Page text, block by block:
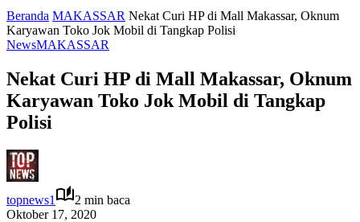
Beranda MAKASSAR Nekat Curi HP di Mall Makassar, Oknum
Karyawan Toko Jok Mobil di Tangkap Polisi
NewsMAKASSAR
Nekat Curi HP di Mall Makassar, Oknum
Karyawan Toko Jok Mobil di Tangkap
Polisi
topnews1
2 min baca
Oktober 17, 2020